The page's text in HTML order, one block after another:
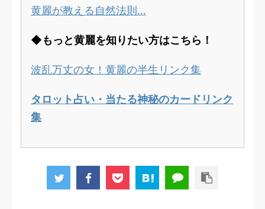
黄麗が教える自然法則…
◆もっと黄麗を知りたい方はこちら！
波乱万丈の女！黄麗の半生リンク集
タロット占い・当たる神秘のカードリンク
集